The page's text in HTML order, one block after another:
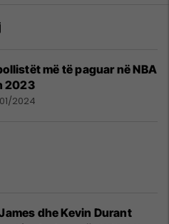
më të paguar në NBA
2023
2024
dhe Kevin Durant